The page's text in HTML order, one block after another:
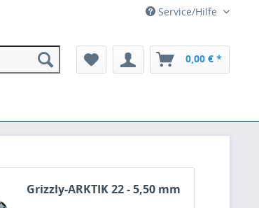
Service/Hilfe
0,00 € *
Grizzly-ARKTIK 22 - 5,50 mm